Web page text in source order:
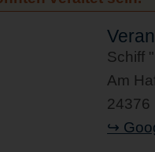
Schiff
Am
24376
↪